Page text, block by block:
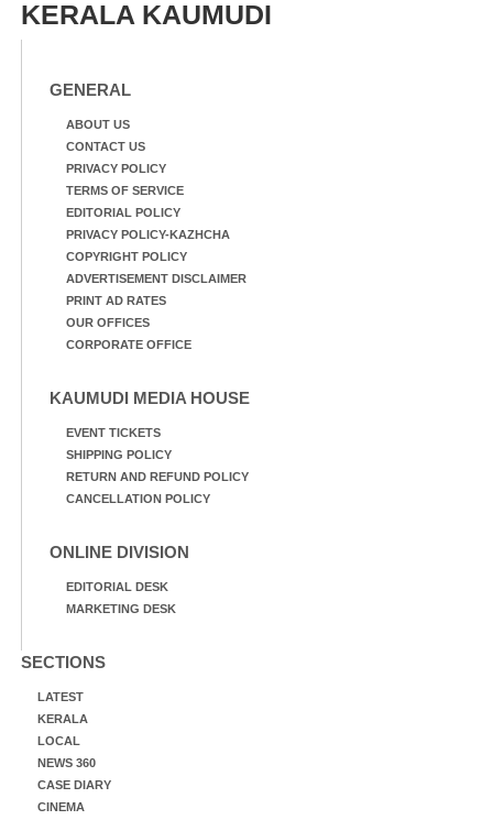
KERALA KAUMUDI
GENERAL
ABOUT US
CONTACT US
PRIVACY POLICY
TERMS OF SERVICE
EDITORIAL POLICY
PRIVACY POLICY-KAZHCHA
COPYRIGHT POLICY
ADVERTISEMENT DISCLAIMER
PRINT AD RATES
OUR OFFICES
CORPORATE OFFICE
KAUMUDI MEDIA HOUSE
EVENT TICKETS
SHIPPING POLICY
RETURN AND REFUND POLICY
CANCELLATION POLICY
ONLINE DIVISION
EDITORIAL DESK
MARKETING DESK
SECTIONS
LATEST
KERALA
LOCAL
NEWS 360
CASE DIARY
CINEMA